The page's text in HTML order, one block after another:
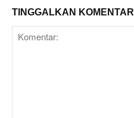
TINGGALKAN KOMENTAR